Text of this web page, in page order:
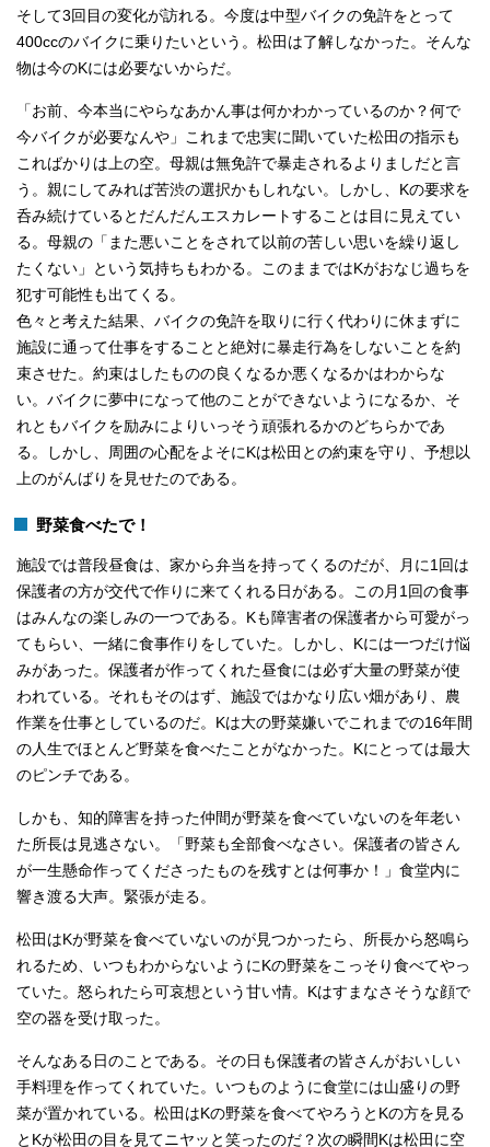
そして3回目の変化が訪れる。今度は中型バイクの免許をとって
400ccのバイクに乗りたいという。松田は了解しなかった。そんな
物は今のKには必要ないからだ。
「お前、今本当にやらなあかん事は何かわかっているのか？何で
今バイクが必要なんや」これまで忠実に聞いていた松田の指示も
こればかりは上の空。母親は無免許で暴走されるよりましだと言
う。親にしてみれば苦渋の選択かもしれない。しかし、Kの要求を
呑み続けているとだんだんエスカレートすることは目に見えてい
る。母親の「また悪いことをされて以前の苦しい思いを繰り返し
たくない」という気持ちもわかる。このままではKがおなじ過ちを
犯す可能性も出てくる。
色々と考えた結果、バイクの免許を取りに行く代わりに休まずに
施設に通って仕事をすることと絶対に暴走行為をしないことを約
束させた。約束はしたものの良くなるか悪くなるかはわからな
い。バイクに夢中になって他のことができないようになるか、そ
れともバイクを励みによりいっそう頑張れるかのどちらかであ
る。しかし、周囲の心配をよそにKは松田との約束を守り、予想以
上のがんばりを見せたのである。
野菜食べたで！
施設では普段昼食は、家から弁当を持ってくるのだが、月に1回は
保護者の方が交代で作りに来てくれる日がある。この月1回の食事
はみんなの楽しみの一つである。Kも障害者の保護者から可愛がっ
てもらい、一緒に食事作りをしていた。しかし、Kには一つだけ悩
みがあった。保護者が作ってくれた昼食には必ず大量の野菜が使
われている。それもそのはず、施設ではかなり広い畑があり、農
作業を仕事としているのだ。Kは大の野菜嫌いでこれまでの16年間
の人生でほとんど野菜を食べたことがなかった。Kにとっては最大
のピンチである。
しかも、知的障害を持った仲間が野菜を食べていないのを年老い
た所長は見逃さない。「野菜も全部食べなさい。保護者の皆さん
が一生懸命作ってくださったものを残すとは何事か！」食堂内に
響き渡る大声。緊張が走る。
松田はKが野菜を食べていないのが見つかったら、所長から怒鳴ら
れるため、いつもわからないようにKの野菜をこっそり食べてやっ
ていた。怒られたら可哀想という甘い情。Kはすまなさそうな顔で
空の器を受け取った。
そんなある日のことである。その日も保護者の皆さんがおいしい
手料理を作ってくれていた。いつものように食堂には山盛りの野
菜が置かれている。松田はKの野菜を食べてやろうとKの方を見る
とKが松田の目を見てニヤッと笑ったのだ？次の瞬間Kは松田に空